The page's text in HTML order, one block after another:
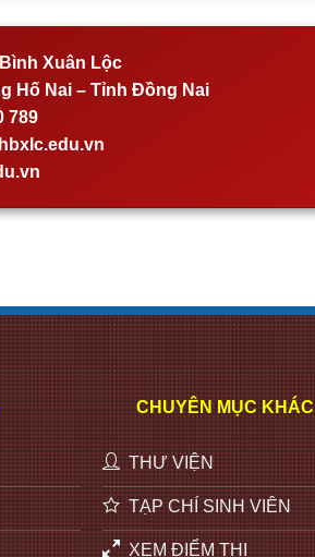
Xuân Lộc
Hố Nai – Tỉnh Đồng Nai
789
CHUYÊN MỤC KHÁC
THƯ VIỆN
TẠP CHÍ SINH VIÊN
XEM ĐIỂM THI